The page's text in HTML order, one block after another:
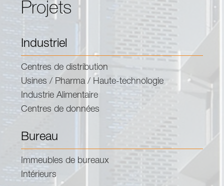
Projets
Industriel
Centres de distribution
Usines / Pharma / Haute-technologie
Industrie Alimentaire
Centres de données
Bureau
Immeubles de bureaux
Intérieurs